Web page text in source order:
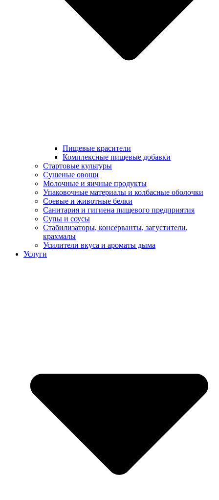
Пищевые красители
Комплексные пищевые добавки
Стартовые культуры
Сушеные овощи
Молочные и яичные продукты
Упаковочные материалы и колбасные оболочки
Соевые и животные белки
Санитария и гигиена пищевого предприятия
Супы и соусы
Стабилизаторы, консерванты, загустители,
крахмалы
Усилители вкуса и ароматы дыма
Услуги